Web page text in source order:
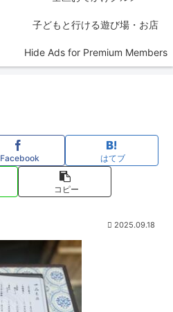
子どもと行ける遊び場・お店
Hide Ads for Premium Members
Facebook はてブ
コピー
2025.09.18